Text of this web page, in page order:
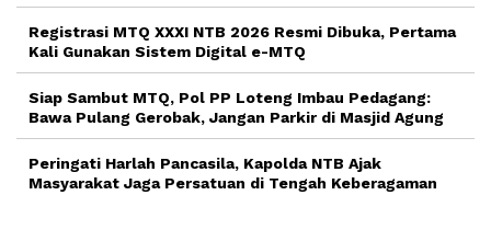
Registrasi MTQ XXXI NTB 2026 Resmi Dibuka, Pertama
Kali Gunakan Sistem Digital e-MTQ
Siap Sambut MTQ, Pol PP Loteng Imbau Pedagang:
Bawa Pulang Gerobak, Jangan Parkir di Masjid Agung
Peringati Harlah Pancasila, Kapolda NTB Ajak
Masyarakat Jaga Persatuan di Tengah Keberagaman